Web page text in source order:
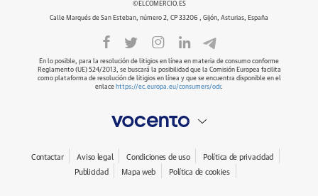
©ELCOMERCIO.ES
Calle Marqués de San Esteban, número 2, CP 33206 , Gijón, Asturias, España
En lo posible, para la resolución de litigios en línea en materia de consumo conforme
Reglamento (UE) 524/2013, se buscará la posibilidad que la Comisión Europea facilita
como plataforma de resolución de litigios en línea y que se encuentra disponible en el
enlace https://ec.europa.eu/consumers/odr.
Contactar Aviso legal Condiciones de uso
Política de privacidad
Publicidad
Mapa web Política de cookies